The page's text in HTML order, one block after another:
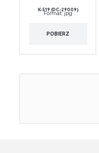
K-519 (DC-29009)
Format:jpg
POBIERZ